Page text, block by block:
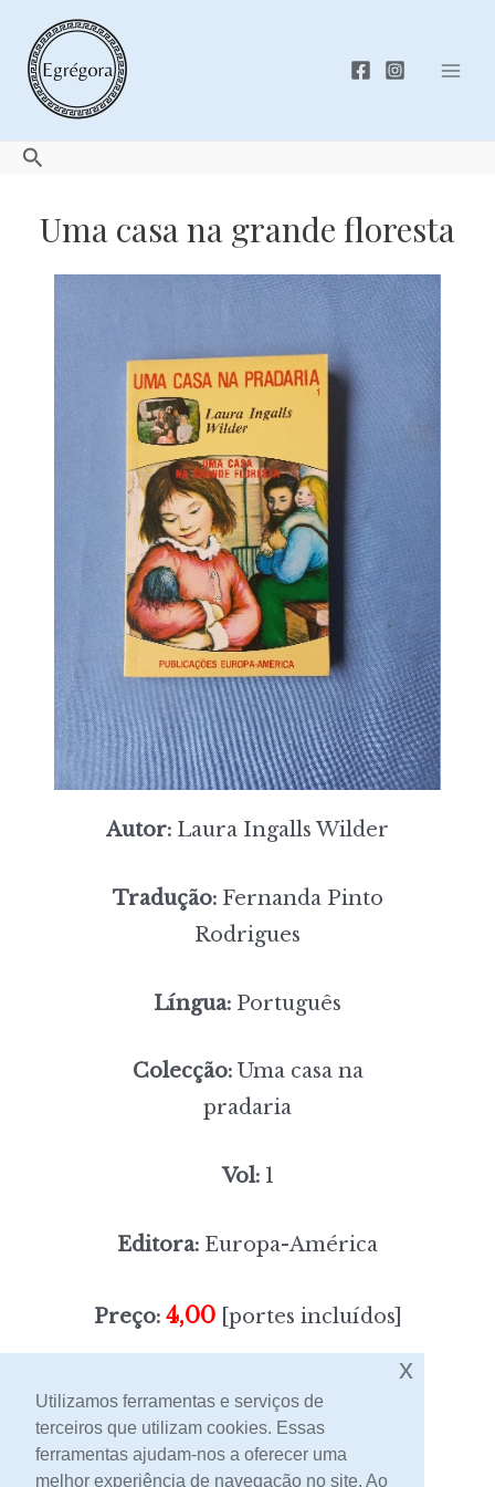
content
Search
Uma casa na grande floresta
Autor: Laura Ingalls Wilder
Tradução:Fernanda Pinto
Rodrigues
Língua: Português
Colecção:Uma casa na
pradaria
Vol:1
Editora: Europa-América
Preço: 4,00[portes incluídos]
Sem stock
Contacto
Utilizamos ferramentas e serviços de
terceiros que utilizam cookies. Essas
ferramentas ajudam-nos a oferecer uma
melhor experiência de navegação no site. Ao
x